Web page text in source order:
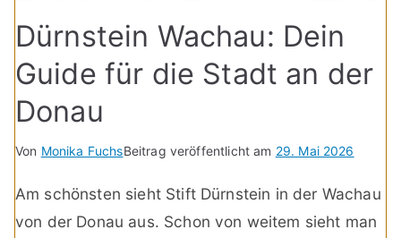
Dürnstein Wachau: Dein
Guide für die Stadt an der
Donau
Von Monika FuchsBeitrag veröffentlicht am 29. Mai 2026
Am schönsten sieht Stift Dürnstein in der Wachau
von der Donau aus. Schon von weitem sieht man